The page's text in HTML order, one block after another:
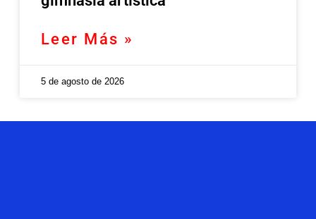
Leer Más »
5 de agosto de 2026